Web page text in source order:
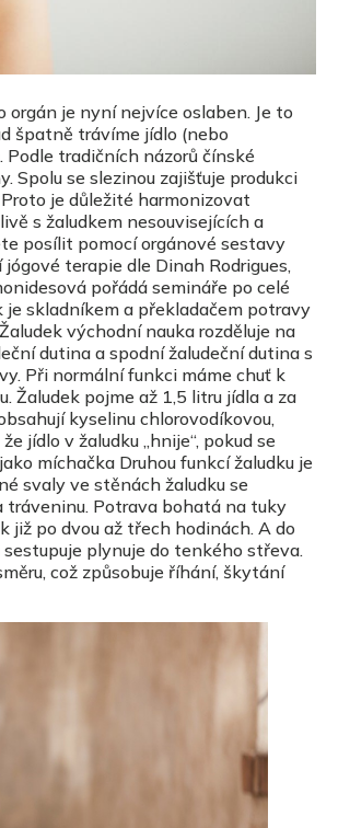
je nyní nejvíce oslaben. Je to
špatně trávíme jídlo (nebo
Podle tradičních názorů čínské
Spolu se slezinou zajišťuje produkci
je důležité harmonizovat
s žaludkem nesouvisejících a
posílit pomocí orgánové sestavy
terapie dle Dinah Rodrigues,
pořádá semináře po celé
je skladníkem a překladačem potravy
východní nauka rozděluje na
dutina a spodní žaludeční dutina s
Při normální funkci máme chuť k
Žaludek pojme až 1,5 litru jídla a za
kyselinu chlorovodíkovou,
jídlo v žaludku „hnije“, pokud se
míchačka Druhou funkcí žaludku je
svaly ve stěnách žaludku se
tráveninu. Potrava bohatá na tuky
již po dvou až třech hodinách. A do
plynuje do tenkého střeva.
což způsobuje říhání, škytání